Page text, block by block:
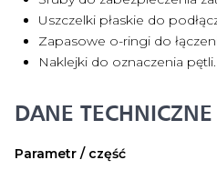
Uszczelki płaskie do
Zapasowe o-ringi do
Naklejki do oznaczenia pętli.
DANE TECHNICZNE
Parametr / część